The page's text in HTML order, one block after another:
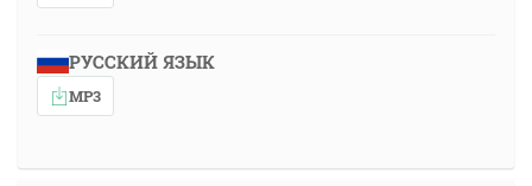
РУССКИЙ ЯЗЫК
MP3